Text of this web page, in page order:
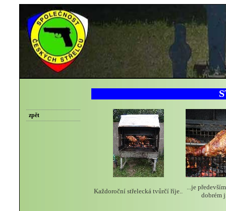
zpět
Každoroční střelecká tvůrčí říje..
...je
dobrém